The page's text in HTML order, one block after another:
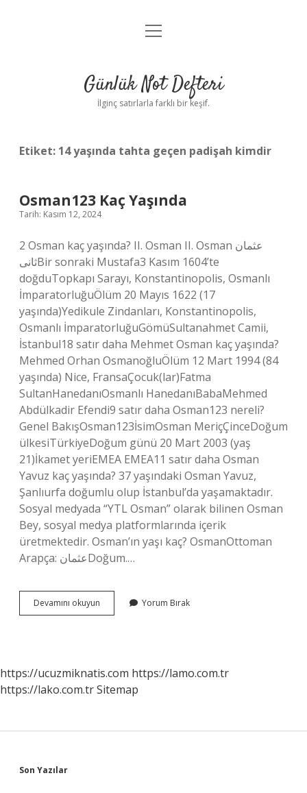
Anasayfa
Yasal Uyarı
menüyü
Günlük Not Defteri
İlginç satırlarla farklı bir keşif.
Etiket: 14 yaşında tahta geçen padişah kimdir
Osman123 Kaç Yaşında
Tarih: Kasım 12, 2024
2 Osman kaç yaşında? II. Osman II. Osman عثمان
ثانىBir sonraki Mustafa3 Kasım 1604’te
doğduTopkapı Sarayı, Konstantinopolis, Osmanlı
İmparatorluğuÖlüm 20 Mayıs 1622 (17
yaşında)Yedikule Zindanları, Konstantinopolis,
Osmanlı İmparatorluğuGömüSultanahmet Camii,
İstanbul18 satır daha Mehmet Osman kaç yaşında?
Mehmed Orhan OsmanoğluÖlüm 12 Mart 1994 (84
yaşında) Nice, FransaÇocuk(lar)Fatma
SultanHanedanıOsmanlı HanedanıBabaMehmed
Abdülkadir Efendi9 satır daha Osman123 nereli?
Genel BakışOsman123İsimOsman MeriçÇinceDoğum
ülkesiTürkiyeDoğum günü 20 Mart 2003 (yaş
21)İkamet yeriEMEA EMEA11 satır daha Osman
Yavuz kaç yaşında? 37 yaşındaki Osman Yavuz,
Şanlıurfa doğumlu olup İstanbul’da yaşamaktadır.
Sosyal medyada “YTL Osman” olarak bilinen Osman
Bey, sosyal medya platformlarında içerik
üretmektedir. Osman’ın yaşı kaç? OsmanOttoman
Arapça: عثمانDoğum.…
Devamını okuyun Osman123
Kaç
Yorum Bırak
https://ucuzmiknatis.com https://lamo.com.tr
https://lako.com.trSitemap
Sidebar
Son Yazılar